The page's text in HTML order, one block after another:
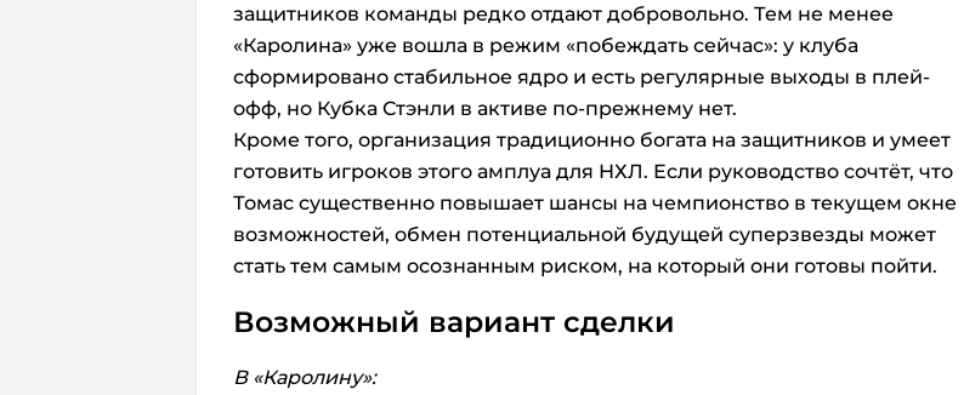
защитников команды редко отдают добровольно. Тем не менее
«Каролина» уже вошла в режим «побеждать сейчас»: у клуба
сформировано стабильное ядро и есть регулярные выходы в плей-
офф, но Кубка Стэнли в активе по-прежнему нет.
Кроме того, организация традиционно богата на защитников и умеет
готовить игроков этого амплуа для НХЛ. Если руководство сочтёт, что
Томас существенно повышает шансы на чемпионство в текущем окне
возможностей, обмен потенциальной будущей суперзвезды может
стать тем самым осознанным риском, на который они готовы пойти.
Возможный вариант сделки
В «Каролину»: